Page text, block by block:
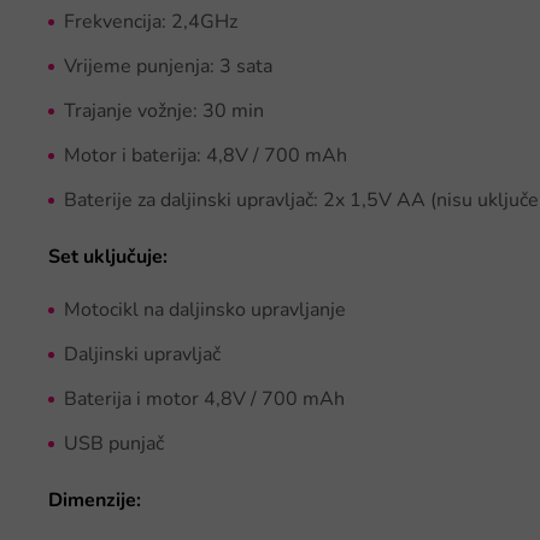
Frekvencija: 2,4GHz
Vrijeme punjenja: 3 sata
Trajanje vožnje: 30 min
Motor i baterija: 4,8V / 700 mAh
Baterije za daljinski upravljač: 2x 1,5V AA (nisu
Set uključuje:
Motocikl na daljinsko upravljanje
Daljinski upravljač
Baterija i motor 4,8V / 700 mAh
USB punjač
Dimenzije: